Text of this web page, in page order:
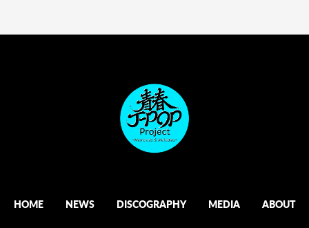
HOME NEWS DISCOGRAPHY MEDIA ABOUT